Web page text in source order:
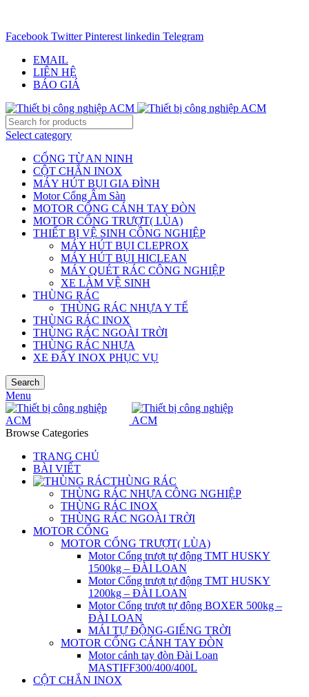
Facebook Twitter Pinterest linkedin Telegram
EMAIL
LIÊN HỆ
BÁO GIÁ
Select category
CỔNG TỪ AN NINH
CỘT CHẮN INOX
MÁY HÚT BỤI GIA ĐÌNH
Motor Cổng Âm Sàn
MOTOR CỔNG CÁNH TAY ĐÒN
MOTOR CỔNG TRƯỢT( LÙA)
THIẾT BỊ VỆ SINH CÔNG NGHIỆP
MÁY HÚT BỤI CLEPROX
MÁY HÚT BỤI HICLEAN
MÁY QUÉT RÁC CÔNG NGHIỆP
XE LÀM VỆ SINH
THÙNG RÁC
THÙNG RÁC NHỰA Y TẾ
THÙNG RÁC INOX
THÙNG RÁC NGOÀI TRỜI
THÙNG RÁC NHỰA
XE ĐẨY INOX PHỤC VỤ
Search
Menu
Browse Categories
TRANG CHỦ
BÀI VIẾT
THÙNG RÁC
THÙNG RÁC NHỰA CÔNG NGHIỆP
THÙNG RÁC INOX
THÙNG RÁC NGOÀI TRỜI
MOTOR CỔNG
MOTOR CỔNG TRƯỢT( LÙA)
Motor Cổng trượt tự động TMT HUSKY
1500kg – ĐÀI LOAN
Motor Cổng trượt tự động TMT HUSKY
1200kg – ĐÀI LOAN
Motor Cổng trượt tự động BOXER 500kg –
ĐÀI LOAN
MÁI TỰ ĐỘNG-GIẾNG TRỜI
MOTOR CỔNG CÁNH TAY ĐÒN
Motor cánh tay đòn Đài Loan
MASTIFF300/400/400L
CỘT CHẮN INOX